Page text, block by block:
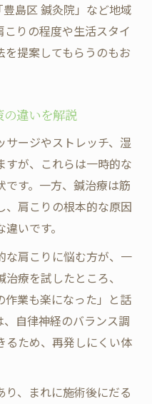
島区 鍼灸院」など地域
りの程度や生活スタイ
提案してもらうのもお
違いを解説
サージやストレッチ、湿
すが、これらは一時的な
す。一方、鍼治療は筋
、肩こりの根本的な原因
いです。
な肩こりに悩む方が、一
療を試したところ、
作業も楽になった」と話
自律神経のバランス調
るため、再発しにくい体
り、まれに施術後にだる